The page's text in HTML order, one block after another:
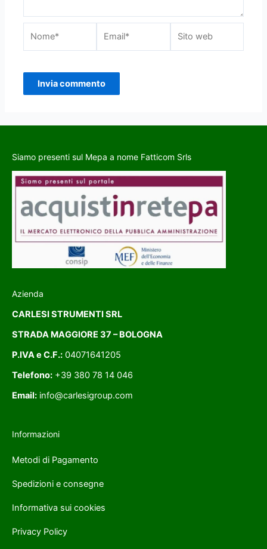
Siamo presenti sul Mepa a nome Fatticom Srls
Azienda
CARLESI STRUMENTI SRL
STRADA MAGGIORE 37 – BOLOGNA
P.IVA e C.F.: 04071641205
Telefono: +39 380 78 14 046
Email: info@carlesigroup.com
Informazioni
Metodi di Pagamento
Spedizioni e consegne
Informativa sui cookies
Privacy Policy